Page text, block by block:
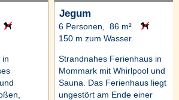
in
Jegum
6 Personen, 86 m²
150 m zum Wasser.
Strandnahes Ferienhaus in
Mommark mit Whirlpool und
Sauna. Das Ferienhaus liegt
ungestört am Ende einer